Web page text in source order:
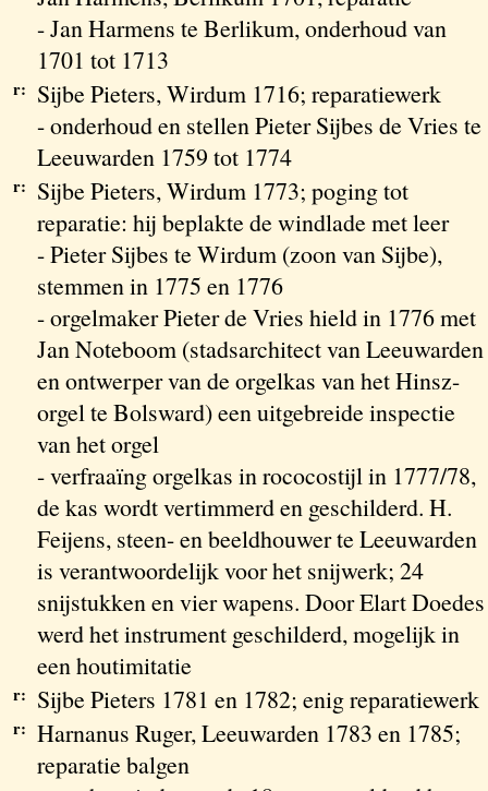
- Jan Harmens te Berlikum, onderhoud van
1701 tot 1713
r: Sijbe Pieters, Wirdum 1716; reparatiewerk
- onderhoud en stellen Pieter Sijbes de Vries te
Leeuwarden 1759 tot 1774
r: Sijbe Pieters, Wirdum 1773; poging tot
reparatie: hij beplakte de windlade met leer
- Pieter Sijbes te Wirdum (zoon van Sijbe),
stemmen in 1775 en 1776
- orgelmaker Pieter de Vries hield in 1776 met
Jan Noteboom (stadsarchitect van Leeuwarden
en ontwerper van de orgelkas van het Hinsz-
orgel te Bolsward) een uitgebreide inspectie
van het orgel
- verfraaïng orgelkas in rococostijl in 1777/78,
de kas wordt vertimmerd en geschilderd. H.
Feijens, steen- en beeldhouwer te Leeuwarden
is verantwoordelijk voor het snijwerk; 24
snijstukken en vier wapens. Door Elart Doedes
werd het instrument geschilderd, mogelijk in
een houtimitatie
r: Sijbe Pieters 1781 en 1782; enig reparatiewerk
r: Harnanus Ruger, Leeuwarden 1783 en 1785;
reparatie balgen